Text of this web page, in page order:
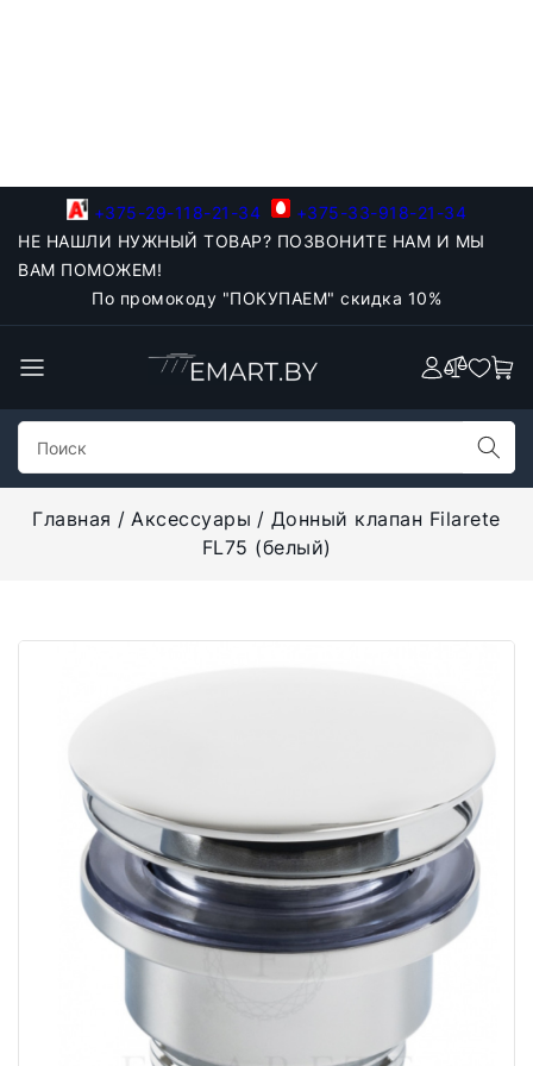
+375-29-118-21-34
+375-33-918-21-34
НЕ НАШЛИ НУЖНЫЙ ТОВАР? ПОЗВОНИТЕ НАМ И МЫ
ВАМ ПОМОЖЕМ!
По промокоду "ПОКУПАЕМ" скидка 10%
Главная Аксессуары
Донный клапан Filarete
FL75 (белый)